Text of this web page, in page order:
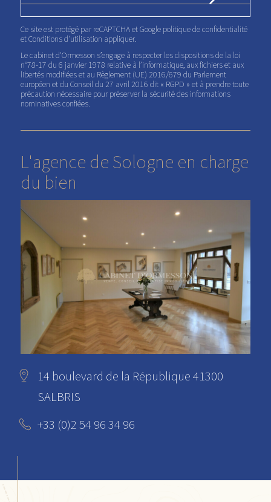
Ce site est protégé par reCAPTCHA et Google politique de confidentialité
etConditions d'utilisation appliquer.
Le cabinet d'Ormesson s’engage à respecter les dispositions de la loi
n°78-17 du 6 janvier 1978 relative à l’informatique, aux fichiers et aux
libertés modifiées et au Règlement (UE) 2016/679 du Parlement
européen et du Conseil du 27 avril 2016 dit « RGPD » et à prendre toute
précaution nécessaire pour préserver la sécurité des informations
nominatives confiées.
L'agence de Sologne en charge
du bien
14 boulevard de la République 41300
SALBRIS
+33 (0)2 54 96 34 96